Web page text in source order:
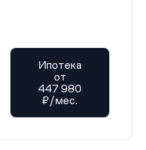
Ипотека
от
447 980
₽/мес.